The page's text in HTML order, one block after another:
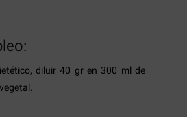
diluir 40 gr en 300 ml de